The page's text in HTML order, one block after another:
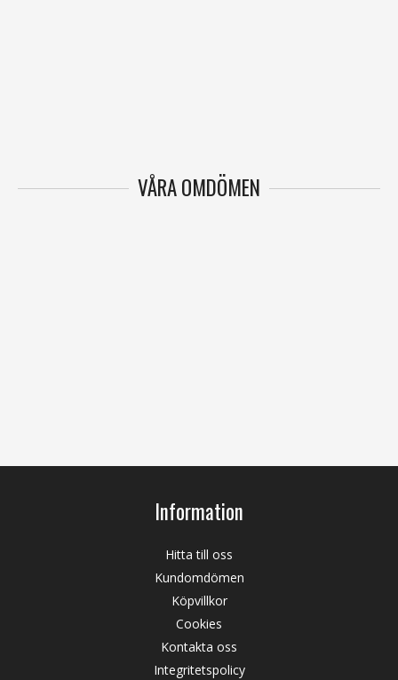
VÅRA OMDÖMEN
Information
Hitta till oss
Kundomdömen
Köpvillkor
Cookies
Kontakta oss
Integritetspolicy